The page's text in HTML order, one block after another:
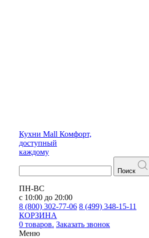
Кухни Mall Комфорт,
доступный
каждому
Поиск
ПН-ВС
с 10:00 до 20:00
8 (800) 302-77-06 8 (499) 348-15-11
КОРЗИНА
0 товаров. Заказать звонок
Меню